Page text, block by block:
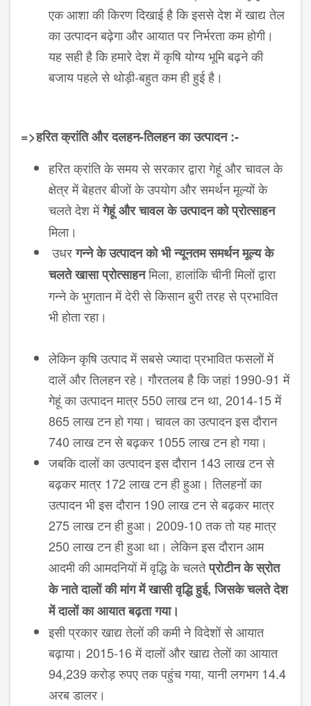
एक आशा की किरण दिखाई है कि इससे देश में खाद्य तेल
का उत्पादन बढ़ेगा और आयात पर निर्भरता कम होगी।
यह सही है कि हमारे देश में कृषि योग्य भूमि बढ़ने की
बजाय पहले से थोड़ी-बहुत कम ही हुई है।
=>हरित क्रांति और दलहन-तिलहन का उत्पादन :-
हरित क्रांति के समय से सरकार द्वारा गेहूं और चावल के
क्षेत्र में बेहतर बीजों के उपयोग और समर्थन मूल्यों के
चलते देश मेंगेहूं और चावल के उत्पादन को प्रोत्साहन
मिला।
उधरगन्ने के उत्पादन को भी न्यूनतम समर्थन मूल्य के
चलते खासा प्रोत्साहनमिला, हालांकि चीनी मिलों द्वारा
गन्ने के भुगतान में देरी से किसान बुरी तरह से प्रभावित
भी होता रहा।
लेकिन कृषि उत्पाद में सबसे ज्यादा प्रभावित फसलों में
दालें और तिलहन रहे। गौरतलब है कि जहां 1990-91 में
गेहूं का उत्पादन मात्र 550 लाख टन था, 2014-15 में
865 लाख टन हो गया। चावल का उत्पादन इस दौरान
740 लाख टन से बढ़कर 1055 लाख टन हो गया।
जबकि दालों का उत्पादन इस दौरान 143 लाख टन से
बढ़कर मात्र 172 लाख टन ही हुआ। तिलहनों का
उत्पादन भी इस दौरान 190 लाख टन से बढ़कर मात्र
275 लाख टन ही हुआ। 2009-10 तक तो यह मात्र
250 लाख टन ही हुआ था। लेकिन इस दौरान आम
आदमी की आमदनियों में वृद्धि के चलतेप्रोटीन के स्रोत
के नाते दालों की मांग में खासी वृद्धि हुई,जिसके चलते देश
में दालों का आयात बढ़ता गया।
इसी प्रकार खाद्य तेलों की कमी ने विदेशों से आयात
बढ़ाया। 2015-16 में दालों और खाद्य तेलों का आयात
94,239 करोड़ रुपए तक पहुंच गया, यानी लगभग 14.4
अरब डालर।